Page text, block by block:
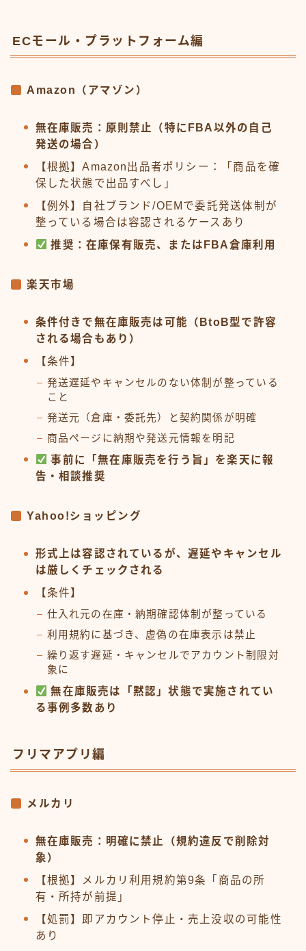
ECモール・プラットフォーム編
Amazon（アマゾン）
無在庫販売：原則禁止（特にFBA以外の自己
発送の場合）
【根拠】Amazon出品者ポリシー：「商品を確
保した状態で出品すべし」
【例外】自社ブランド/OEMで委託発送体制が
整っている場合は容認されるケースあり
推奨：在庫保有販売、またはFBA倉庫利用
楽天市場
条件付きで無在庫販売は可能（BtoB型で許容
される場合もあり）
【条件】
発送遅延やキャンセルのない体制が整っている
こと
発送元（倉庫・委託先）と契約関係が明確
商品ページに納期や発送元情報を明記
事前に「無在庫販売を行う旨」を楽天に報
告・相談推奨
Yahoo!ショッピング
形式上は容認されているが、遅延やキャンセル
は厳しくチェックされる
【条件】
仕入れ元の在庫・納期確認体制が整っている
利用規約に基づき、虚偽の在庫表示は禁止
繰り返す遅延・キャンセルでアカウント制限対
象に
無在庫販売は「黙認」状態で実施されてい
る事例多数あり
フリマアプリ編
メルカリ
無在庫販売：明確に禁止（規約違反で削除対
象）
【根拠】メルカリ利用規約第9条「商品の所
有・所持が前提」
【処罰】即アカウント停止・売上没収の可能性
あり